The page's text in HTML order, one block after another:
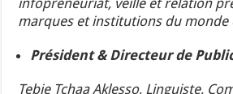
marques et institutions du monde
Président & Directeur de
Tebie Tchaa Aklesso, Linguiste,